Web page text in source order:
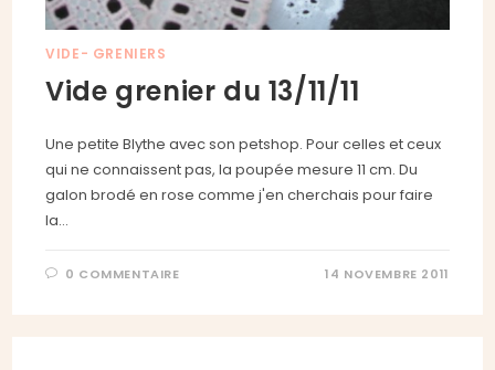
VIDE- GRENIERS
Vide grenier du 13/11/11
Une petite Blythe avec son petshop. Pour celles et ceux
qui ne connaissent pas, la poupée mesure 11 cm. Du
galon brodé en rose comme j'en cherchais pour faire
la…
0 COMMENTAIRE 14 NOVEMBRE 2011